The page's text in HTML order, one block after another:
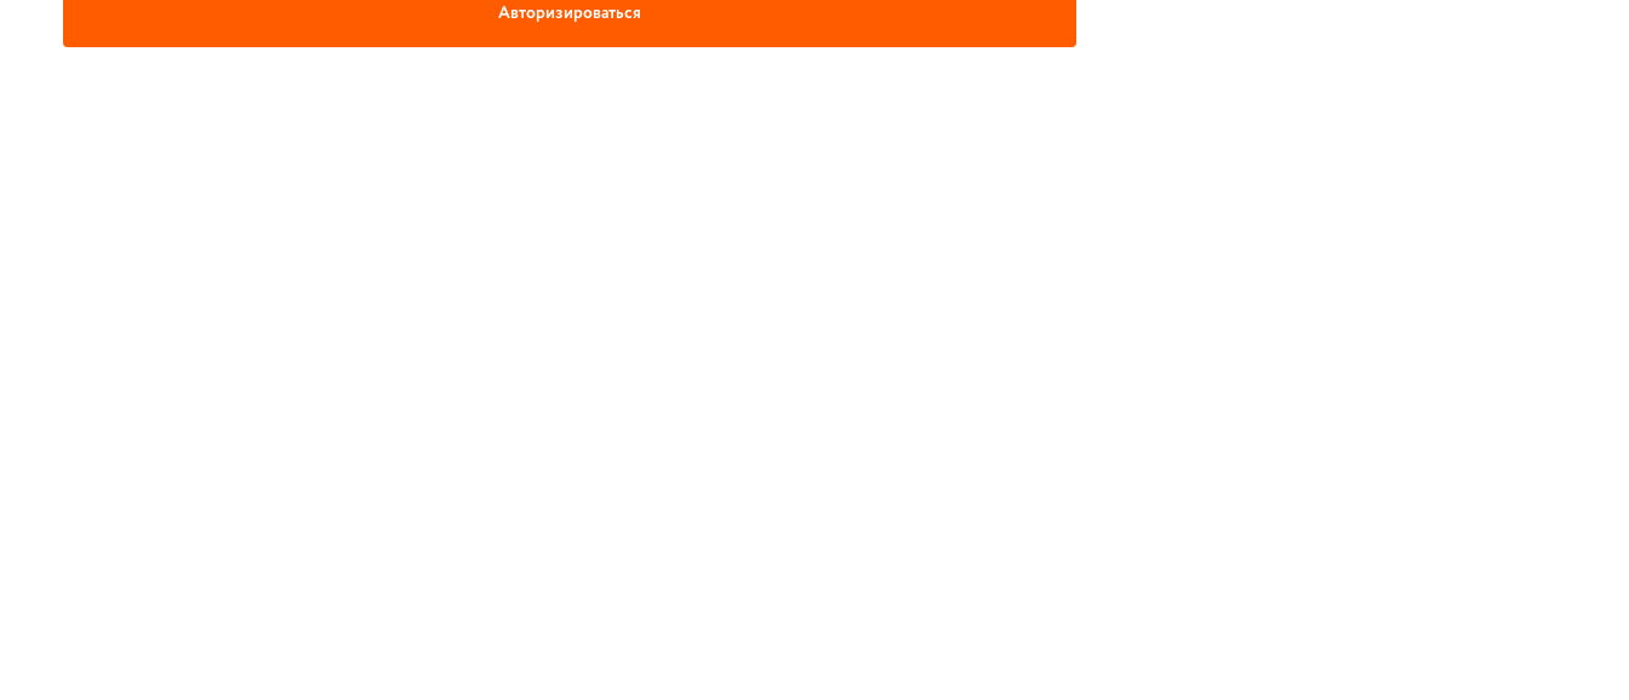
Авторизироваться